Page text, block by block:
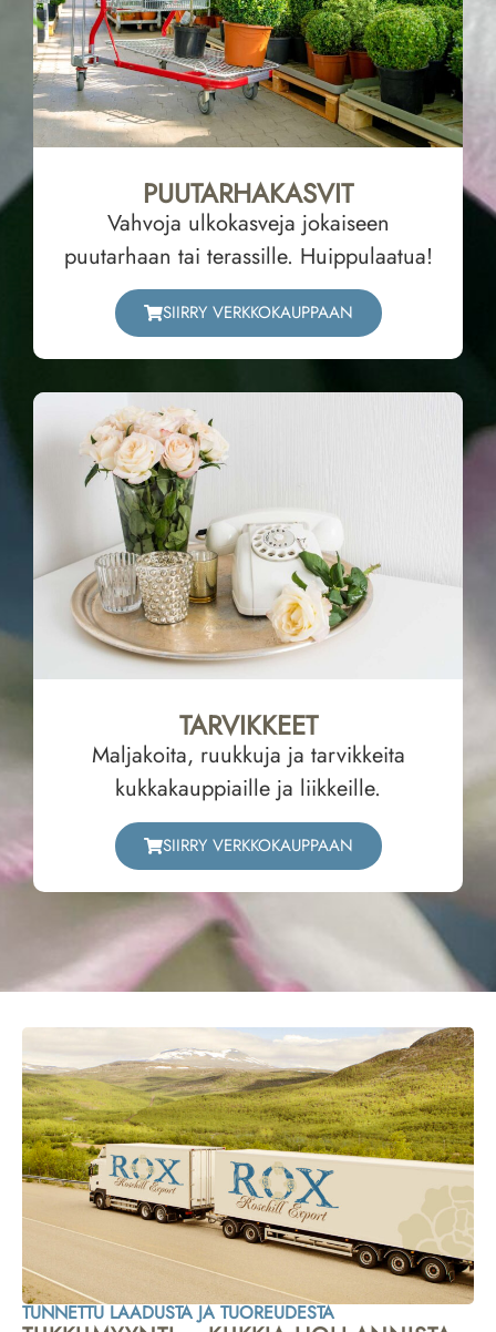
PUUTARHAKASVIT
Vahvoja ulkokasveja jokaiseen
puutarhaan tai terassille. Huippulaatua!
SIIRRY VERKKOKAUPPAAN
TARVIKKEET
Maljakoita, ruukkuja ja tarvikkeita
kukkakauppiaille ja liikkeille.
SIIRRY VERKKOKAUPPAAN
TUNNETTU LAADUSTA JA TUOREUDESTA